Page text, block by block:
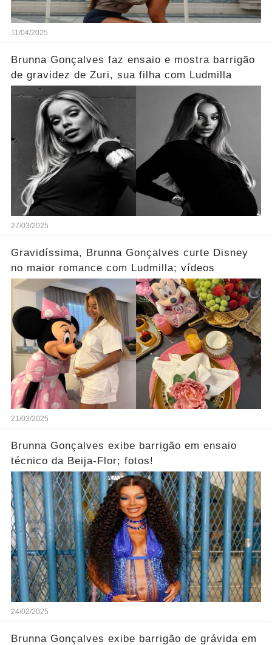
11/04/2025
Brunna Gonçalves faz ensaio e mostra barrigão
de gravidez de Zuri, sua filha com Ludmilla
27/03/2025
Gravidíssima, Brunna Gonçalves curte Disney
no maior romance com Ludmilla; vídeos
21/03/2025
Brunna Gonçalves exibe barrigão em ensaio
técnico da Beija-Flor; fotos!
24/02/2025
Brunna Gonçalves exibe barrigão de grávida em